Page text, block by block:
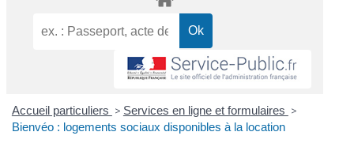
Accueil particuliers > Services en ligne et formulaires >
Bienvéo : logements sociaux disponibles à la location